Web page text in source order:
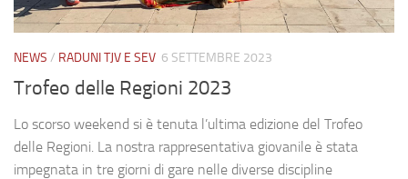
NEWS / RADUNI TJV E SEV 6 SETTEMBRE 2023
Trofeo delle Regioni 2023
Lo scorso weekend si è tenuta l’ultima edizione del Trofeo
delle Regioni. La nostra rappresentativa giovanile è stata
impegnata in tre giorni di gare nelle diverse discipline